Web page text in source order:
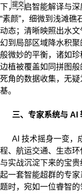
下，开启智能解译与
“素颜”，细微到浅滩
动态；清晰映照出水
幻到局部区域降水积
般微妙的平衡，诸如
边植被覆盖如同拼图
死角的数据收集，无
基。
三、专家系统与 AI
AI 技术摇身一变，
程、航运交通、生态
与实战沉淀下来的宝
起一套智能超群的专
题时，宛如一位睿智